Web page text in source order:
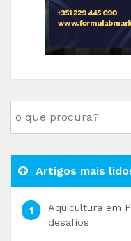
Artigos mais
Aquicultura em
desafios